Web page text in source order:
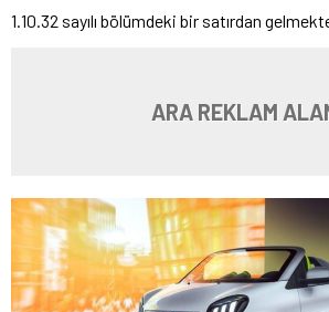
1.10.32 sayılı bölümdeki bir satırdan
ARA REKLAM